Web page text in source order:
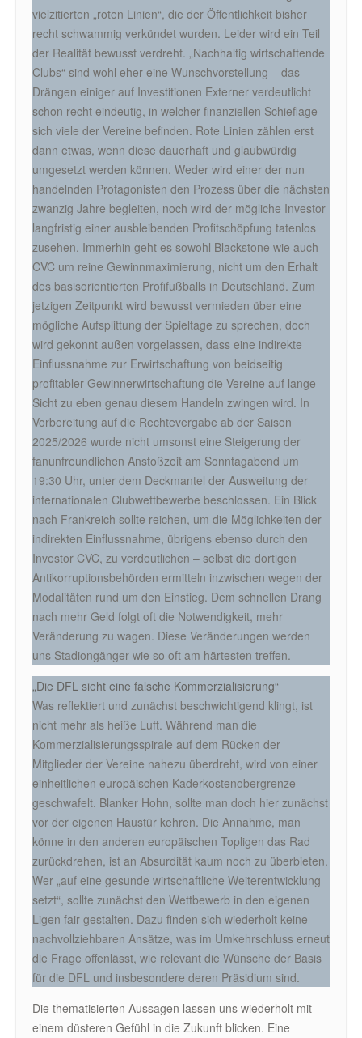
vielzitierten „roten Linien“, die der Öffentlichkeit bisher
recht schwammig verkündet wurden. Leider wird ein Teil
der Realität bewusst verdreht. „Nachhaltig wirtschaftende
Clubs“ sind wohl eher eine Wunschvorstellung – das
Drängen einiger auf Investitionen Externer verdeutlicht
schon recht eindeutig, in welcher finanziellen Schieflage
sich viele der Vereine befinden. Rote Linien zählen erst
dann etwas, wenn diese dauerhaft und glaubwürdig
umgesetzt werden können. Weder wird einer der nun
handelnden Protagonisten den Prozess über die nächsten
zwanzig Jahre begleiten, noch wird der mögliche Investor
langfristig einer ausbleibenden Profitschöpfung tatenlos
zusehen. Immerhin geht es sowohl Blackstone wie auch
CVC um reine Gewinnmaximierung, nicht um den Erhalt
des basisorientierten Profifußballs in Deutschland. Zum
jetzigen Zeitpunkt wird bewusst vermieden über eine
mögliche Aufsplittung der Spieltage zu sprechen, doch
wird gekonnt außen vorgelassen, dass eine indirekte
Einflussnahme zur Erwirtschaftung von beidseitig
profitabler Gewinnerwirtschaftung die Vereine auf lange
Sicht zu eben genau diesem Handeln zwingen wird. In
Vorbereitung auf die Rechtevergabe ab der Saison
2025/2026 wurde nicht umsonst eine Steigerung der
fanunfreundlichen Anstoßzeit am Sonntagabend um
19:30 Uhr, unter dem Deckmantel der Ausweitung der
internationalen Clubwettbewerbe beschlossen. Ein Blick
nach Frankreich sollte reichen, um die Möglichkeiten der
indirekten Einflussnahme, übrigens ebenso durch den
Investor CVC, zu verdeutlichen – selbst die dortigen
Antikorruptionsbehörden ermitteln inzwischen wegen der
Modalitäten rund um den Einstieg. Dem schnellen Drang
nach mehr Geld folgt oft die Notwendigkeit, mehr
Veränderung zu wagen. Diese Veränderungen werden
uns Stadiongänger wie so oft am härtesten treffen.
„Die DFL sieht eine falsche Kommerzialisierung“
Was reflektiert und zunächst beschwichtigend klingt, ist
nicht mehr als heiße Luft. Während man die
Kommerzialisierungsspirale auf dem Rücken der
Mitglieder der Vereine nahezu überdreht, wird von einer
einheitlichen europäischen Kaderkostenobergrenze
geschwafelt. Blanker Hohn, sollte man doch hier zunächst
vor der eigenen Haustür kehren. Die Annahme, man
könne in den anderen europäischen Topligen das Rad
zurückdrehen, ist an Absurdität kaum noch zu überbieten.
Wer „auf eine gesunde wirtschaftliche Weiterentwicklung
setzt“, sollte zunächst den Wettbewerb in den eigenen
Ligen fair gestalten. Dazu finden sich wiederholt keine
nachvollziehbaren Ansätze, was im Umkehrschluss erneut
die Frage offenlässt, wie relevant die Wünsche der Basis
für die DFL und insbesondere deren Präsidium sind.
Die thematisierten Aussagen lassen uns wiederholt mit
einem düsteren Gefühl in die Zukunft blicken. Eine